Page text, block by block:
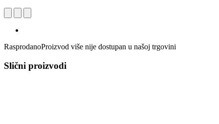
RasprodanoProizvod više nije dostupan u našoj trgovini
Slični proizvodi